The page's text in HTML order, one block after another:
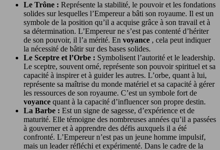
Le Trône : Représente la stabilité, le pouvoir et les fondations
solides sur lesquelles l’Empereur a bâti son royaume. Il est un
symbole de la position qu’il a acquise grâce à son travail et à
sa détermination. L’Empereur ne s’est pas contenté d’hériter
de son pouvoir, il l’a mérité. En voyance , cela peut indiquer
la nécessité de bâtir sur des bases solides.
Le Sceptre et l’Orbe : Symbolisent l’autorité et le leadership.
Le sceptre, souvent orné, représente son pouvoir spirituel et sa
capacité à inspirer et à guider les autres. L’orbe, quant à lui,
représente sa maîtrise du monde matériel et sa capacité à gérer
les ressources de son royaume. C’est un symbole fort de
voyance quant à la capacité d’influencer son propre destin.
La Barbe : Est un signe de sagesse, d’expérience et de
maturité. Elle témoigne des nombreuses années qu’il a passées
à gouverner et à apprendre des défis auxquels il a été
confronté. L’Empereur n’est pas un jeune homme impulsif,
mais un leader réfléchi et expérimenté. Dans le cadre de la